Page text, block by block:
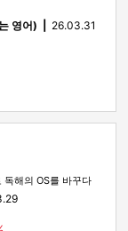
영어) 26.03.31
독해의 OS를 바꾸다